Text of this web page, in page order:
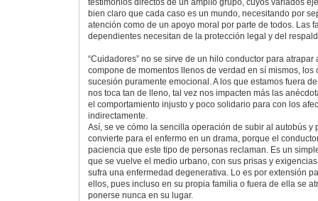
bien claro que cada caso es un mundo, necesitando por
atención como de un apoyo moral por parte de todos. Las
dependientes necesitan de la protección legal y del
“Cuidadores” no se sirve de un hilo conductor para atrapar
compone de momentos llenos de verdad en sí mismos, los
sucesión puramente emocional. A los que estamos fuera
nos toca tan de lleno, tal vez nos impacten más las
el comportamiento injusto y poco solidario para con los
indirectamente.
Así, se ve cómo la sencilla operación de subir al autobús y
convierte para el enfermo en un drama, porque el
paciencia que este tipo de personas reclaman. Es un
que se vuelve el medio urbano, con sus prisas y
sufra una enfermedad degenerativa. Lo es por extensión
ellos, pues incluso en su propia familia o fuera de ella se
ponerse nunca en su lugar.